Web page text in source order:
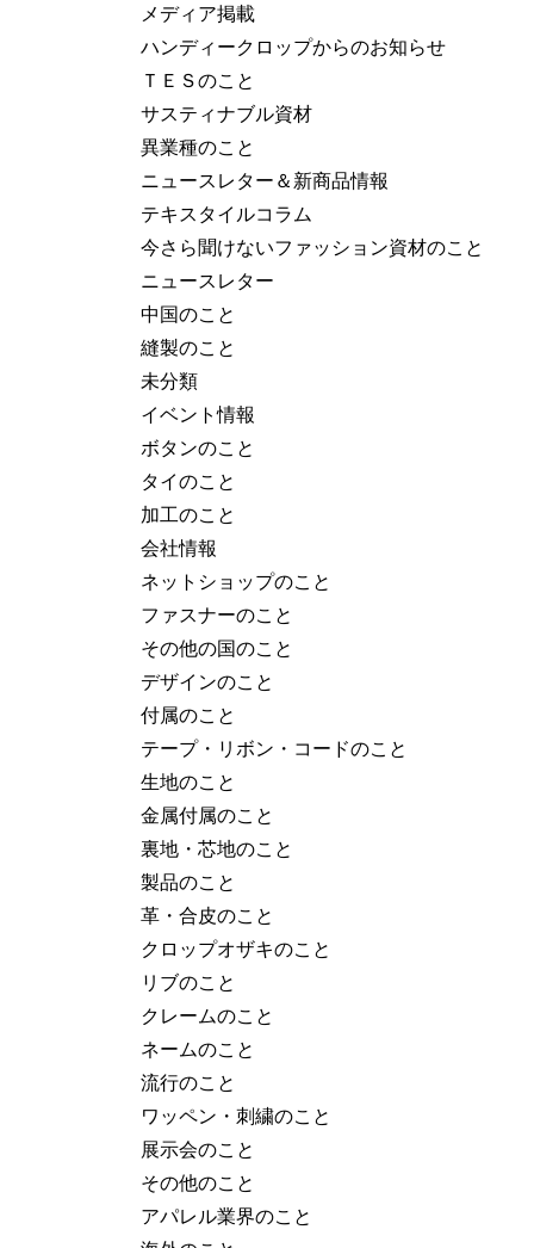
メディア掲載
ハンディークロップからのお知らせ
ＴＥＳのこと
サスティナブル資材
異業種のこと
ニュースレター＆新商品情報
テキスタイルコラム
今さら聞けないファッション資材のこと
ニュースレター
中国のこと
縫製のこと
未分類
イベント情報
ボタンのこと
タイのこと
加工のこと
会社情報
ネットショップのこと
ファスナーのこと
その他の国のこと
デザインのこと
付属のこと
テープ・リボン・コードのこと
生地のこと
金属付属のこと
裏地・芯地のこと
製品のこと
革・合皮のこと
クロップオザキのこと
リブのこと
クレームのこと
ネームのこと
流行のこと
ワッペン・刺繍のこと
展示会のこと
その他のこと
アパレル業界のこと